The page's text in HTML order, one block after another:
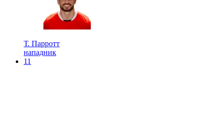
Т. Парротт
нападник
11